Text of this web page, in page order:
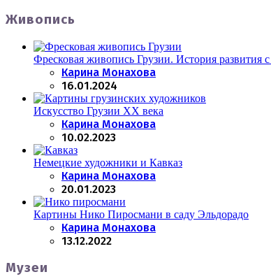
Живопись
Фресковая живопись Грузии. История развития
Posted
Карина Монахова
16.01.2024
Искусство Грузии XX века
Posted
Карина Монахова
10.02.2023
Немецкие художники и Кавказ
Posted
Карина Монахова
20.01.2023
Картины Нико Пиросмани в саду Эльдорадо
Posted
Карина Монахова
13.12.2022
Музеи